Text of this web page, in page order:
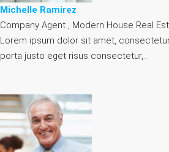
Michelle Ramirez
Company Agent , Modern House Real
Lorem ipsum dolor sit amet,
porta justo eget risus consectetur,…